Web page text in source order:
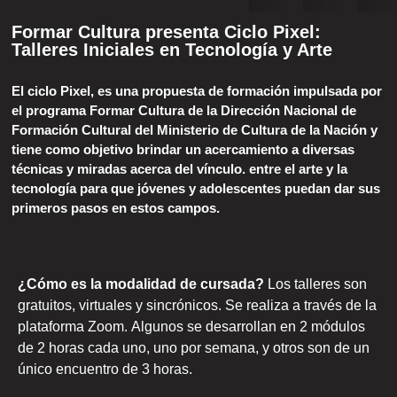
Formar Cultura presenta Ciclo Pixel:
Talleres Iniciales en Tecnología y Arte
El ciclo Pixel, es una propuesta de formación impulsada por
el programa Formar Cultura de la Dirección Nacional de
Formación Cultural del Ministerio de Cultura de la Nación y
tiene como objetivo brindar un acercamiento a diversas
técnicas y miradas acerca del vínculo. entre el arte y la
tecnología para que jóvenes y adolescentes puedan dar sus
primeros pasos en estos campos.
¿Cómo es la modalidad de cursada? Los talleres son
gratuitos, virtuales y sincrónicos. Se realiza a través de la
plataforma Zoom. Algunos se desarrollan en 2 módulos
de 2 horas cada uno, uno por semana, y otros son de un
único encuentro de 3 horas.